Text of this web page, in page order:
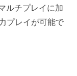
ルチプレイに加
プレイが可能で